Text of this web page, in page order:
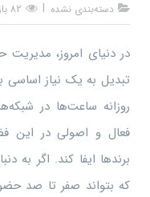
دسته‌بندی نشده ۸۲ بازدید
در دنیای امروز،
تبدیل به یک نیاز
روزانه ساعت‌ها در
فعال و اصولی در این
برندها ایفا کند. اگر
که بتواند صفر تا صد